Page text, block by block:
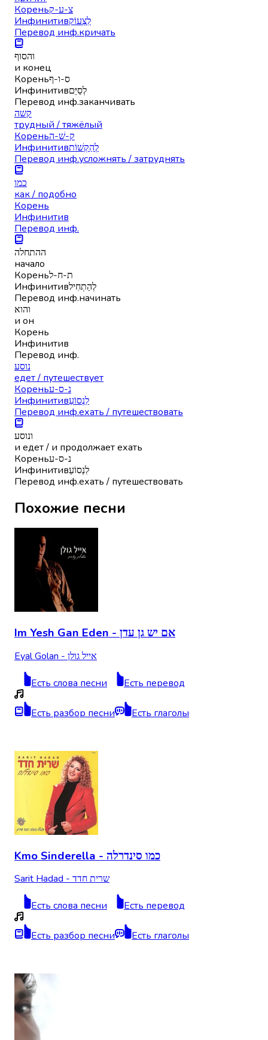
Кореньצ-ע-ק
Инфинитивלִצְעוֹק
Перевод инф.кричать
והסוף
и конец
Кореньס-ו-ף
Инфинитивלְסַיֵּם
Перевод инф.заканчивать
קשה
трудный / тяжёлый
Кореньק-שׁ-ה
Инфинитивלְהַקְשׁוֹת
Перевод инф.усложнять / затруднять
כמו
как / подобно
Корень
Инфинитив
Перевод инф.
ההתחלה
начало
Кореньת-ח-ל
Инфинитивלְהַתְחִיל
Перевод инф.начинать
והוא
и он
Корень
Инфинитив
Перевод инф.
נוסע
едет / путешествует
Кореньנ-ס-ע
Инфинитивלִנְסוֹעַ
Перевод инф.ехать / путешествовать
ונוסע
и едет / и продолжает ехать
Кореньנ-ס-ע
Инфинитивלִנְסוֹעַ
Перевод инф.ехать / путешествовать
Похожие песни
Im Yesh Gan Eden - אם יש גן עדן
Eyal Golan - אייל גולן
Есть слова песни Есть перевод
Есть разбор песни Есть глаголы
Kmo Sinderella - כמו סינדרלה
Sarit Hadad - שרית חדד
Есть слова песни Есть перевод
Есть разбор песни Есть глаголы